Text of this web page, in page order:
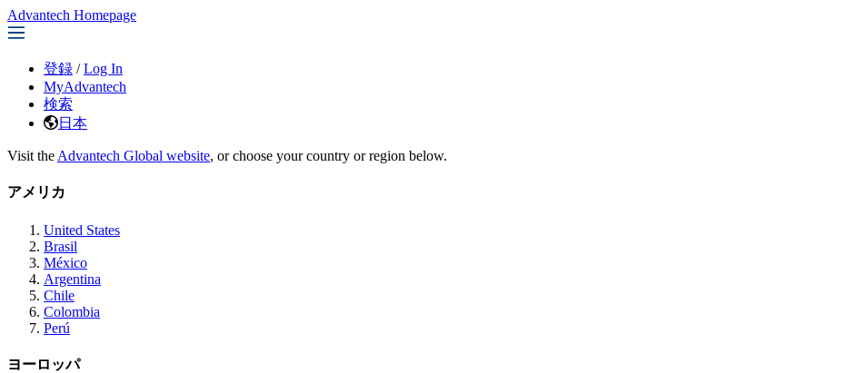
Advantech Homepage
登録 / Log In
MyAdvantech
検索
日本
Visit the Advantech Global website, or choose your country or region below.
アメリカ
United States
Brasil
México
Argentina
Chile
Colombia
Perú
ヨーロッパ